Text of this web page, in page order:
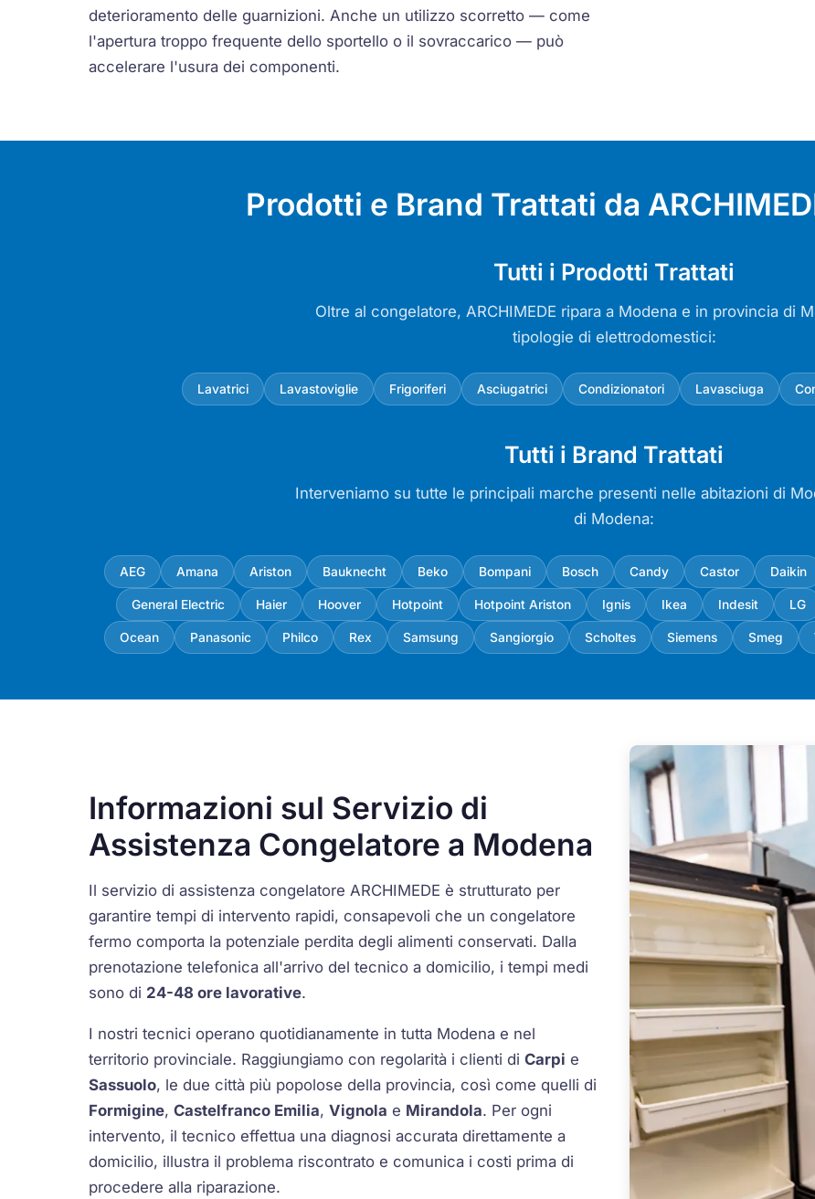
deterioramento delle guarnizioni. Anche un utilizzo scorretto — come
l'apertura troppo frequente dello sportello o il sovraccarico — può
accelerare l'usura dei componenti.
Prodotti e Brand Trattati da
Tutti i Prodotti Trattati
Oltre al congelatore, ARCHIMEDE ripara a Modena e in provincia di
tipologie di elettrodomestici:
Lavatrici Lavastoviglie Frigoriferi Asciugatrici Condizionatori Lavasciuga
Tutti i Brand Trattati
Interveniamo su tutte le principali marche presenti nelle abitazioni di
di Modena:
AEG Amana Ariston Bauknecht Beko Bompani Bosch Candy Castor Daikin
General Electric Haier Hoover Hotpoint Hotpoint Ariston Ignis Ikea Indesit LG
Ocean Panasonic Philco Rex Samsung Sangiorgio Scholtes Siemens Smeg
Informazioni sul Servizio di
Assistenza Congelatore a Modena
Il servizio di assistenza congelatore ARCHIMEDE è strutturato per
garantire tempi di intervento rapidi, consapevoli che un congelatore
fermo comporta la potenziale perdita degli alimenti conservati. Dalla
prenotazione telefonica all'arrivo del tecnico a domicilio, i tempi medi
sono di 24-48 ore lavorative.
I nostri tecnici operano quotidianamente in tutta Modena e nel
territorio provinciale. Raggiungiamo con regolarità i clienti diCarpi e
Sassuolo, le due città più popolose della provincia, così come quelli di
Formigine,Castelfranco Emilia,Vignola e Mirandola. Per ogni
intervento, il tecnico effettua una diagnosi accurata direttamente a
domicilio, illustra il problema riscontrato e comunica i costi prima di
procedere alla riparazione.